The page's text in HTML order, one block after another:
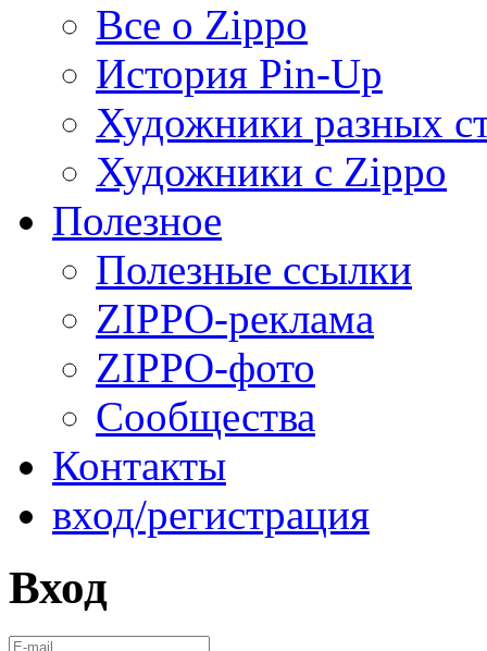
Все о Zippo
История Pin-Up
Художники разных
Художники с Zippo
Полезное
Полезные ссылки
ZIPPO-реклама
ZIPPO-фото
Сообщества
Контакты
вход/регистрация
Вход